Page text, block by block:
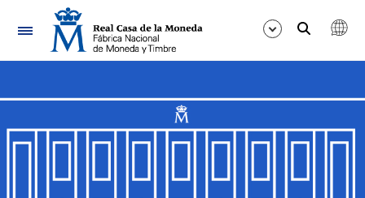
Navegación
Mostrar/Ocultar